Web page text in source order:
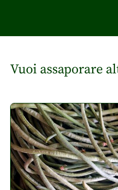
Vuoi assaporare